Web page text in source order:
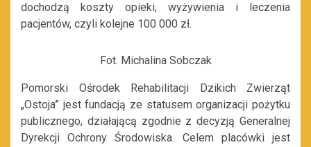
dochodzą koszty opieki, wyżywienia i leczenia
pacjentów, czyli kolejne 100 000 zł.
Fot. Michalina Sobczak
Pomorski Ośrodek Rehabilitacji Dzikich Zwierząt
„Ostoja” jest fundacją ze statusem organizacji pożytku
publicznego, działającą zgodnie z decyzją Generalnej
Dyrekcji Ochrony Środowiska. Celem placówki jest